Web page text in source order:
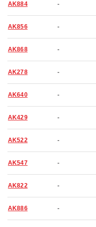
AK884 -
AK856 -
AK868 -
AK278 -
AK640 -
AK429 -
AK522 -
AK547 -
AK822 -
AK886 -